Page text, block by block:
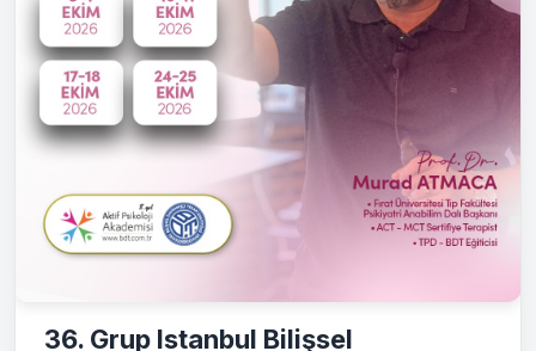
36. Grup Istanbul Bilişsel